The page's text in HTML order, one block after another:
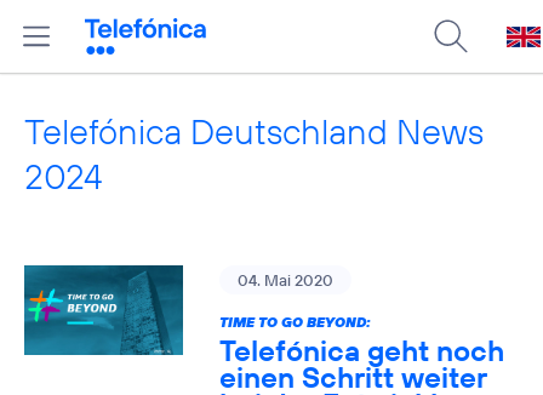
Telefónica Deutschland News
2024
04. Mai 2020
TIME TO GO BEYOND:
Telefónica geht noch
einen Schritt weiter